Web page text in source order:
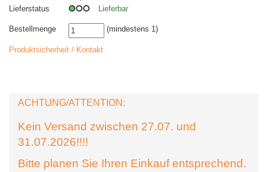
Lieferstatus
Lieferbar
Bestellmenge (mindestens 1)
Produktsicherheit / Kontakt
ACHTUNG/ATTENTION:
Kein Versand zwischen 27.07. und
31.07.2026!!!!
Bitte planen Sie Ihren Einkauf entsprechend.